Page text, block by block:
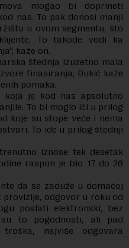
mogao bi doprineti
nas. To pak donosi manji
u ovom segmentu, što
To takođe vodi ka
kaže on.
štednja izuzetno mala
finasiranja, Đukić kaže
pomaka.
koja je kod nas apsolutno
To bi moglo ići u prilog
koje su stope veće i nema
To ide u prilog štednji
iznose tek desetak
raspon je bio 17 do 26
da se zaduže u domaćoj
odgovor u roku od
poslati elektronski, bez
su to pogodnosti, ali pad
najviše odgovara